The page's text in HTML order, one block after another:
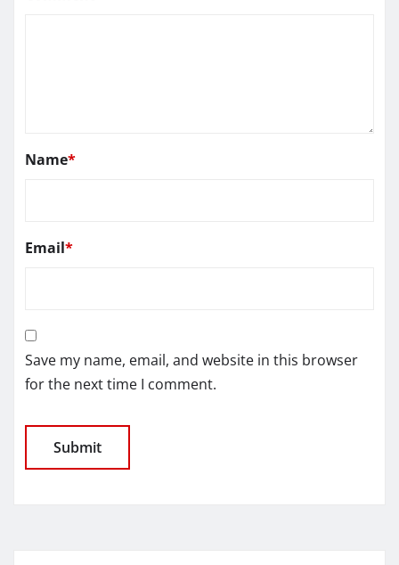
Name*
Email*
Save my name, email, and website in this browser
for the next time I comment.